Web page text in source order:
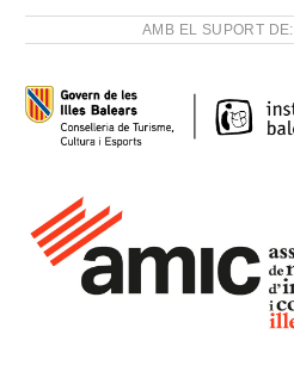
AMB EL SUPORT DE: